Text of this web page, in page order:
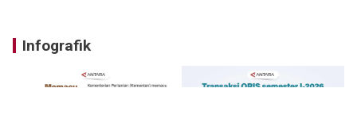
Infografik